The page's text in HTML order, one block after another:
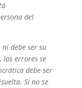
del
debe ser su
los errores se
debe ser
Si no se